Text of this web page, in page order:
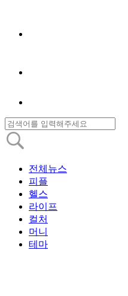
전체뉴스
피플
헬스
라이프
컬처
머니
테마